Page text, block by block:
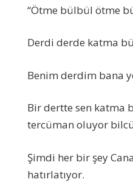
“Ötme bülbül ötme
Derdi derde katma
Benim derdim bana
Bir dertte sen katma
tercüman oluyor
Şimdi her bir şey
hatırlatıyor.